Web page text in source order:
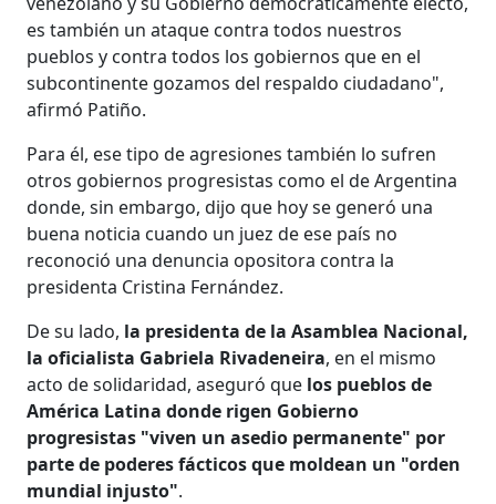
es también un ataque contra todos nuestros
pueblos y contra todos los gobiernos que en el
subcontinente gozamos del respaldo ciudadano",
afirmó Patiño.
Para él, ese tipo de agresiones también lo sufren
otros gobiernos progresistas como el de Argentina
donde, sin embargo, dijo que hoy se generó una
buena noticia cuando un juez de ese país no
reconoció una denuncia opositora contra la
presidenta Cristina Fernández.
De su lado, la presidenta de la Asamblea Nacional,
la oficialista Gabriela Rivadeneira, en el mismo
acto de solidaridad, aseguró que los pueblos de
América Latina donde rigen Gobierno
progresistas "viven un asedio permanente" por
parte de poderes fácticos que moldean un "orden
mundial injusto".